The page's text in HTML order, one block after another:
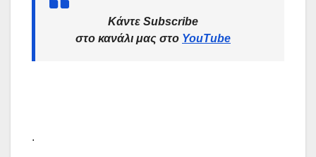
Κάντε Subscribe
στο κανάλι μας στο YouTube
.